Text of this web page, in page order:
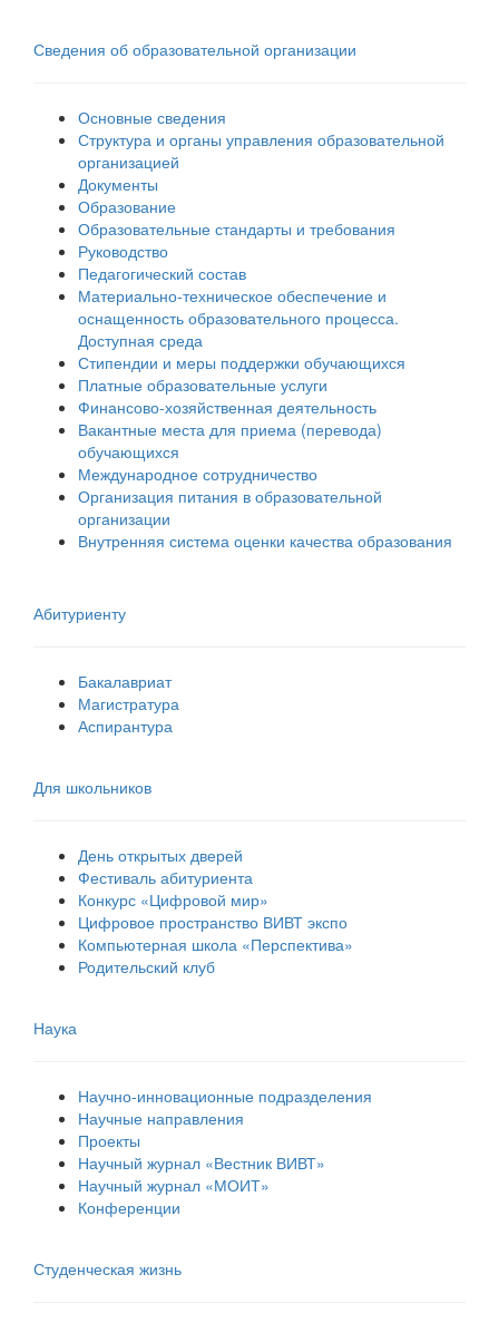
Сведения об образовательной организации
Основные сведения
Структура и органы управления образовательной
организацией
Документы
Образование
Образовательные стандарты и требования
Руководство
Педагогический состав
Материально-техническое обеспечение и
оснащенность образовательного процесса.
Доступная среда
Стипендии и меры поддержки обучающихся
Платные образовательные услуги
Финансово-хозяйственная деятельность
Вакантные места для приема (перевода)
обучающихся
Международное сотрудничество
Организация питания в образовательной
организации
Внутренняя система оценки качества образования
Абитуриенту
Бакалавриат
Магистратура
Аспирантура
Для школьников
День открытых дверей
Фестиваль абитуриента
Конкурс «Цифровой мир»
Цифровое пространство ВИВТ экспо
Компьютерная школа «Перспектива»
Родительский клуб
Наука
Научно-инновационные подразделения
Научные направления
Проекты
Научный журнал «Вестник ВИВТ»
Научный журнал «МОИТ»
Конференции
Студенческая жизнь